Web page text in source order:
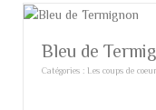
Bleu de
Catégories : Les coups de